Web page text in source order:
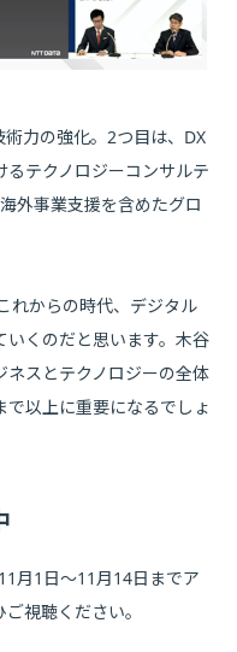
力の強化。2つ目は、DX
テクノロジーコンサルテ
外事業支援を含めたグロ
れからの時代、デジタル
くのだと思います。木谷
スとテクノロジーの全体
以上に重要になるでしょ
月1日～11月14日までア
視聴ください。